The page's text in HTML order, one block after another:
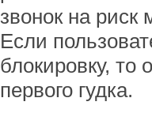
звонок на
Если
блокировку, то
первого гудка.